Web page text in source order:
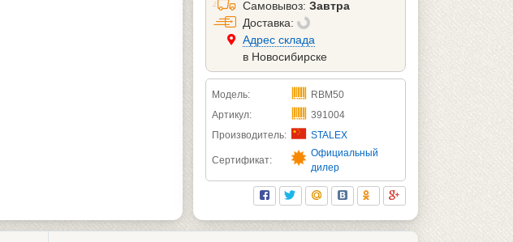
Самовывоз:Завтра
Доставка:
Aдрес склада
в Новосибирске
Модель:
RBM50
Артикул:
391004
Производитель:
STALEX
Сертификат:
Официальный
дилер